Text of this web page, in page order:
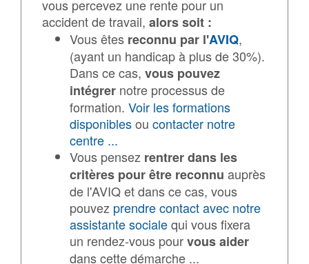
vous percevez une rente pour un
accident de travail, alors soit :
Vous êtes reconnu par l'AVIQ,
(ayant un handicap à plus de 30%).
Dans ce cas, vous pouvez
intégrer notre processus de
formation. Voir les formations
disponiblesou contacter notre
centre ...
Vous pensez rentrer dans les
critères pour être reconnu auprès
de l'AVIQ et dans ce cas, vous
pouvez prendre contact avec notre
assistante socialequi vous fixera
un rendez-vous pourvous aider
dans cette démarche ...